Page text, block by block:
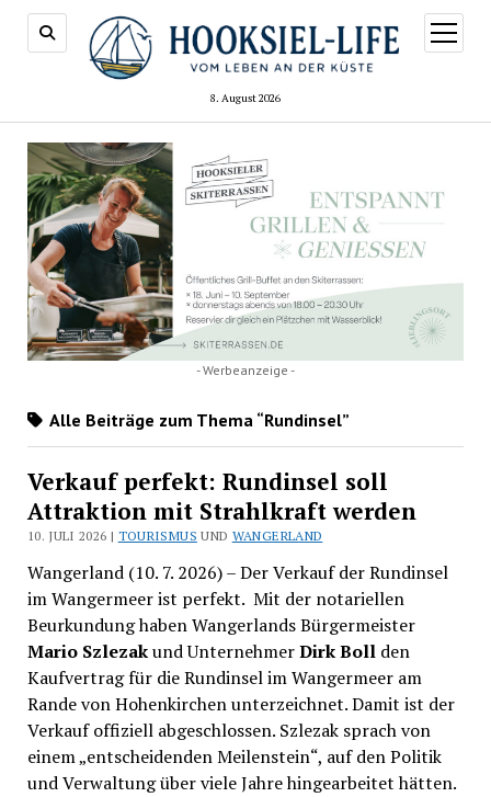
8. August 2026
Menü
öffnen
- Werbeanzeige -
Alle Beiträge zum Thema “Rundinsel”
Verkauf perfekt: Rundinsel soll
Attraktion mit Strahlkraft werden
10. JULI 2026 | TOURISMUS UND WANGERLAND
Wangerland (10. 7. 2026) – Der Verkauf der Rundinsel
im Wangermeer ist perfekt. Mit der notariellen
Beurkundung haben Wangerlands Bürgermeister
Mario Szlezakund UnternehmerDirk Boll den
Kaufvertrag für die Rundinsel im Wangermeer am
Rande von Hohenkirchen unterzeichnet. Damit ist der
Verkauf offiziell abgeschlossen. Szlezak sprach von
einem „entscheidenden Meilenstein“, auf den Politik
und Verwaltung über viele Jahre hingearbeitet hätten.